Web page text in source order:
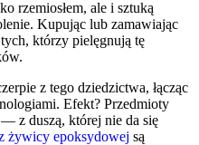
rzemiosłem, ale i sztuką
Kupując lub zamawiając
którzy pielęgnują tę
z tego dziedzictwa, łącząc
Efekt? Przedmioty
z duszą, której nie da się
żywicy epoksydowej są